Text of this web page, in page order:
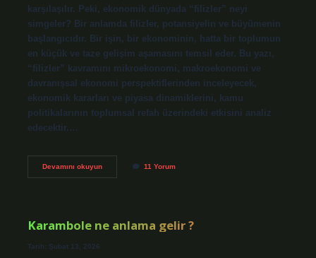
karşılaşılır. Peki, ekonomik dünyada “filizler” neyi
simgeler? Bir anlamda filizler, potansiyelin ve büyümenin
başlangıcıdır. Bir işin, bir ekonominin, hatta bir toplumun
en küçük ve taze gelişim aşamasını temsil eder. Bu yazı,
“filizler” kavramını mikroekonomi, makroekonomi ve
davranışsal ekonomi perspektiflerinden inceleyecek,
ekonomik kararları ve piyasa dinamiklerini, kamu
politikalarının toplumsal refah üzerindeki etkisini analiz
edecektir.…
Devamını okuyunFilizler
11 Yorum
Karambole ne anlama gelir ?
Tarih: Şubat 13, 2026